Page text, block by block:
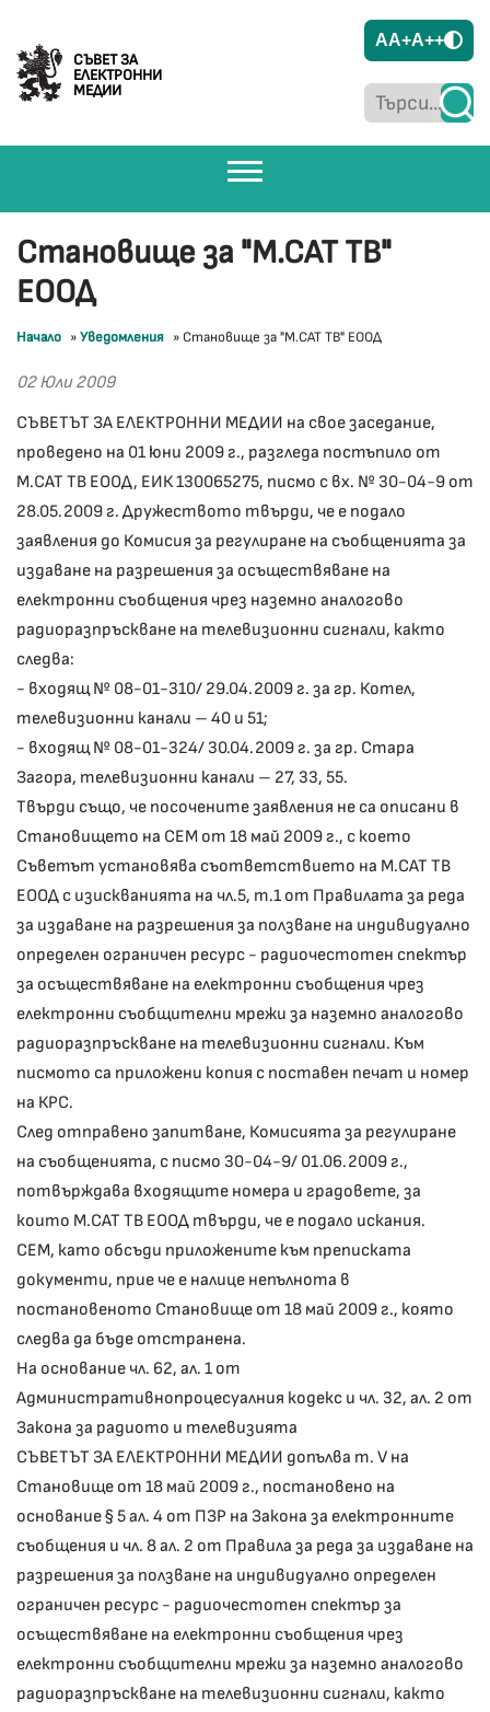
СЪВЕТ ЗА
ЕЛЕКТРОННИ
МЕДИИ
AA+A++
Становище за "М.САТ ТВ"
ЕООД
Начало »Уведомления » Становище за "М.САТ ТВ" ЕООД
02 Юли 2009
СЪВЕТЪТ ЗА ЕЛЕКТРОННИ МЕДИИ на свое заседание,
проведено на 01 юни 2009 г., разгледа постъпило от
М.САТ ТВ ЕООД, ЕИК 130065275, писмо с вх. № 30-04-9 от
28.05.2009 г. Дружеството твърди, че е подало
заявления до Комисия за регулиране на съобщенията за
издаване на разрешения за осъществяване на
електронни съобщения чрез наземно аналогово
радиоразпръскване на телевизионни сигнали, както
следва:
- входящ № 08-01-310/ 29.04.2009 г. за гр. Котел,
телевизионни канали – 40 и 51;
- входящ № 08-01-324/ 30.04.2009 г. за гр. Стара
Загора, телевизионни канали – 27, 33, 55.
Твърди също, че посочените заявления не са описани в
Становището на СЕМ от 18 май 2009 г., с което
Съветът установява съответствието на М.САТ ТВ
ЕООД с изискванията на чл.5, т.1 от Правилата за реда
за издаване на разрешения за ползване на индивидуално
определен ограничен ресурс - радиочестотен спектър
за осъществяване на електронни съобщения чрез
електронни съобщителни мрежи за наземно аналогово
радиоразпръскване на телевизионни сигнали. Към
писмото са приложени копия с поставен печат и номер
на КРС.
След отправено запитване, Комисията за регулиране
на съобщенията, с писмо 30-04-9/ 01.06.2009 г.,
потвърждава входящите номера и градовете, за
които М.САТ ТВ ЕООД твърди, че е подало искания.
СЕМ, като обсъди приложените към преписката
документи, прие че е налице непълнота в
постановеното Становище от 18 май 2009 г., която
следва да бъде отстранена.
На основание чл. 62, ал. 1 от
Административнопроцесуалния кодекс и чл. 32, ал. 2 от
Закона за радиото и телевизията
СЪВЕТЪТ ЗА ЕЛЕКТРОННИ МЕДИИ допълва т. V на
Становище от 18 май 2009 г., постановено на
основание § 5 ал. 4 от ПЗР на Закона за електронните
съобщения и чл. 8 ал. 2 от Правила за реда за издаване на
разрешения за ползване на индивидуално определен
ограничен ресурс - радиочестотен спектър за
осъществяване на електронни съобщения чрез
електронни съобщителни мрежи за наземно аналогово
радиоразпръскване на телевизионни сигнали, както